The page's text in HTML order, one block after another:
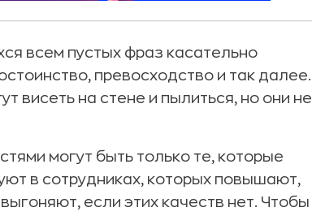
всем пустых фраз касательно
превосходство и так далее.
висеть на стене и пылиться, но они не
могут быть только те, которые
в сотрудниках, которых повышают,
если этих качеств нет. Чтобы